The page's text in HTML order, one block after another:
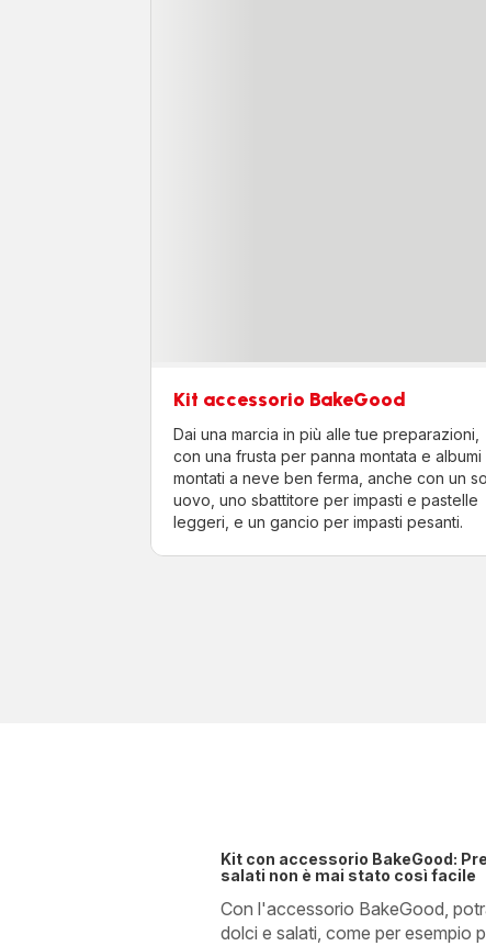
Kit accessorio BakeGood
Dai una marcia in più alle tue preparazioni,
con una frusta per panna montata e albumi
montati a neve ben ferma, anche con un
uovo, uno sbattitore per impasti e pastelle
leggeri, e un gancio per impasti pesanti.
Kit con accessorio BakeGood:
salati non è mai stato così facile
Con l'accessorio BakeGood,
dolci e salati, come per esempio